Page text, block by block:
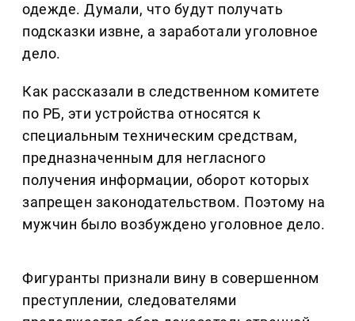
одежде. Думали, что будут получать
подсказки извне, а заработали уголовное
дело.
Как рассказали в следственном комитете
по РБ, эти устройства относятся к
специальным техническим средствам,
предназначенным для негласного
получения информации, оборот которых
запрещен законодательством. Поэтому на
мужчин было возбуждено уголовное дело.
Фигуранты признали вину в совершенном
преступлении, следователями